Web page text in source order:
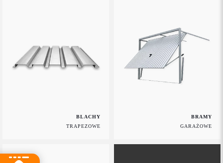
BLACHY
TRAPEZOWE
BRAMY
GARAŻOWE